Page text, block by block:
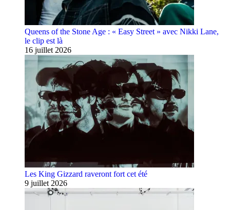
Queens of the Stone Age : « Easy Street » avec Nikki Lane,
le clip est là
16 juillet 2026
Les King Gizzard raveront fort cet été
9 juillet 2026